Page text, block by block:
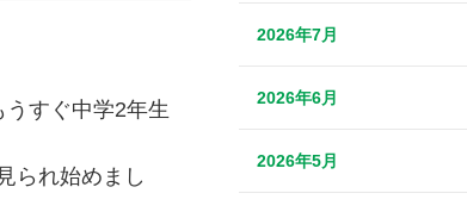
すぐ中学2年生
られ始めまし
2026年7月
2026年6月
2026年5月